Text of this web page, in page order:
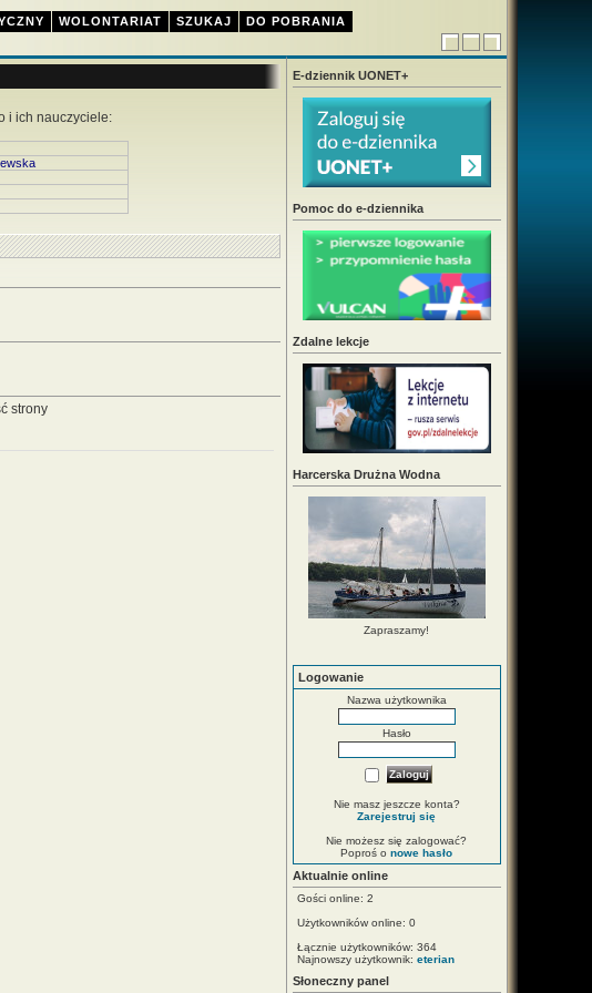
WOLONTARIAT SZUKAJ
DO POBRANIA
i ich nauczyciele:
strony
E-dziennik UONET+
Pomoc do e-dziennika
Zdalne lekcje
Harcerska Drużna Wodna
Zapraszamy!
Logowanie
Nazwa użytkownika
Hasło
Nie masz jeszcze konta?
Zarejestruj się
Nie możesz się zalogować?
Poproś o nowe hasło
Aktualnie online
Gości online: 2
Użytkowników online: 0
Łącznie użytkowników: 364
Najnowszy użytkownik: eterian
Słoneczny panel